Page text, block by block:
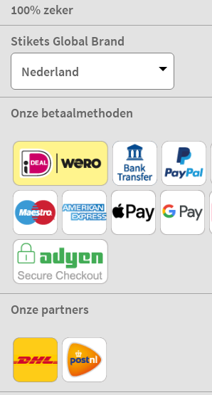
100% zeker
Stikets Global Brand
Nederland
Onze betaalmethoden
Onze partners